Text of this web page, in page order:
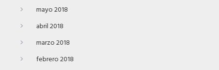
mayo 2018
abril 2018
marzo 2018
febrero 2018